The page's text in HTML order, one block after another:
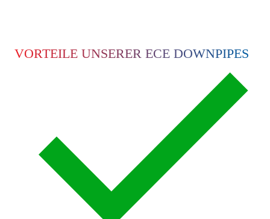
VORTEILE UNSERER ECE DOWNPIPES